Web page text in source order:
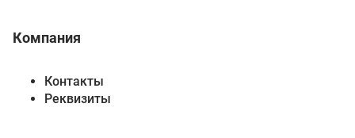
Компания
Контакты
Реквизиты